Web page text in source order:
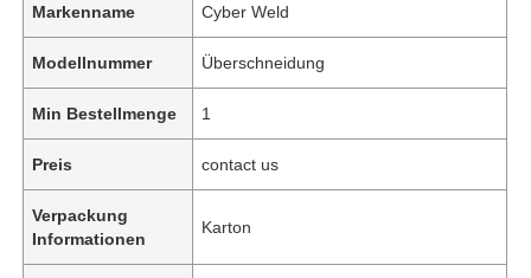
Markenname Cyber Weld
Modellnummer Überschneidung
Min Bestellmenge 1
Preis contact us
Verpackung
Informationen
Karton